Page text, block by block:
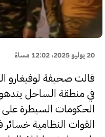
20 يوليو 2025، 12:02 مساءً
قالت صحيفة لوفيغارو
في منطقة الساحل
الحكومات السيطرة على
القوات النظامية